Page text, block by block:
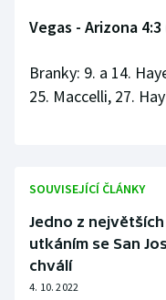
Vegas - Arizona 4:3
Branky: 9. a 14.
25. Maccelli, 27.
SOUVISEJÍCÍ ČLÁNKY
Jedno z
utkáním se San
chválí
4. 10. 2022